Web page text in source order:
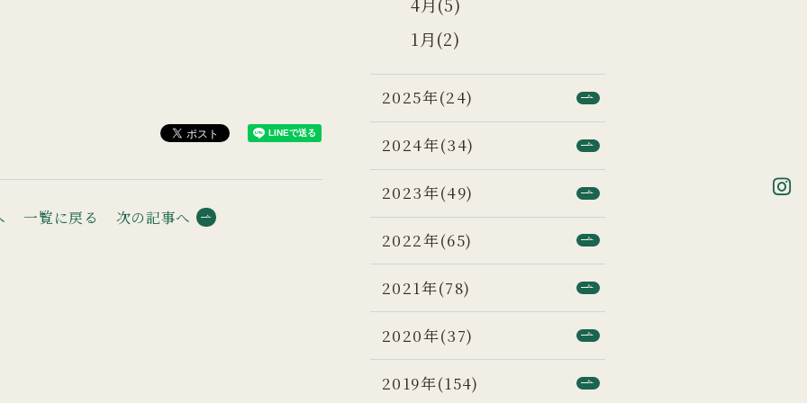
一覧に戻る 次の記事へ
4月(5)
1月(2)
2025年(24)
2024年(34)
2023年(49)
2022年(65)
2021年(78)
2020年(37)
2019年(154)